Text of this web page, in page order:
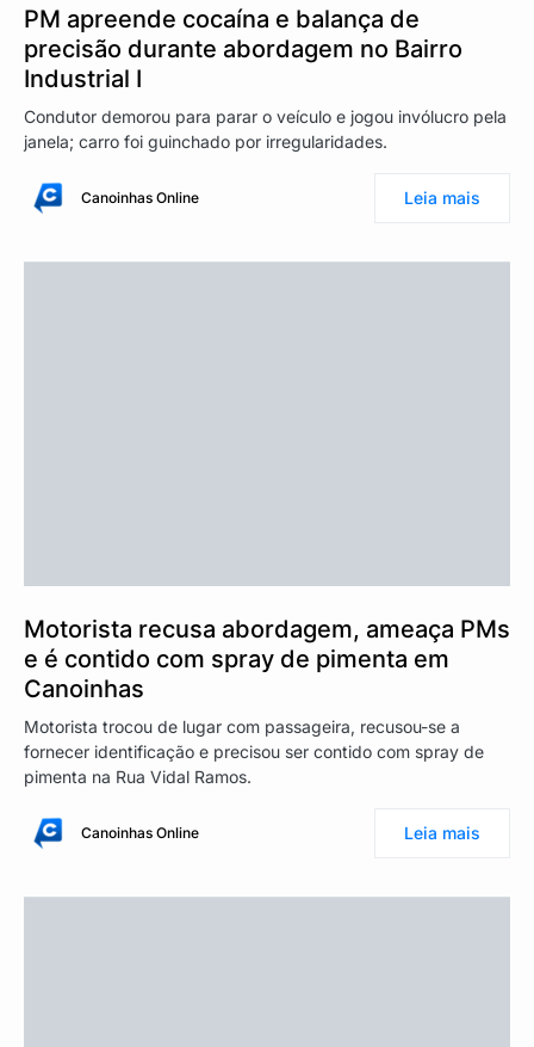
PM apreende cocaína e balança de
precisão durante abordagem no Bairro
Industrial I
Condutor demorou para parar o veículo e jogou invólucro pela
janela; carro foi guinchado por irregularidades.
Canoinhas Online Leia mais
Motorista recusa abordagem, ameaça PMs
e é contido com spray de pimenta em
Canoinhas
Motorista trocou de lugar com passageira, recusou-se a
fornecer identificação e precisou ser contido com spray de
pimenta na Rua Vidal Ramos.
Canoinhas Online Leia mais